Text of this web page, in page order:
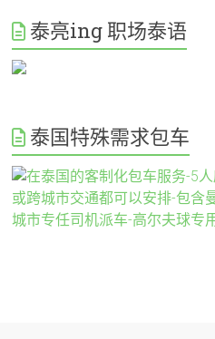
泰亮ing 职场泰语
泰国特殊需求包车